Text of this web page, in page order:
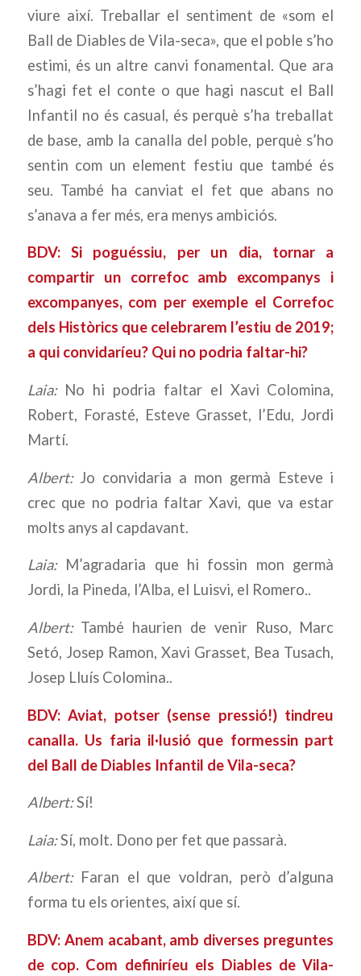
viure així. Treballar el sentiment de «som el
Ball de Diables de Vila-seca», que el poble s’ho
estimi, és un altre canvi fonamental. Que ara
s’hagi fet el conte o que hagi nascut el Ball
Infantil no és casual, és perquè s’ha treballat
de base, amb la canalla del poble, perquè s’ho
sentin com un element festiu que també és
seu. També ha canviat el fet que abans no
s’anava a fer més, era menys ambiciós.
BDV: Si poguéssiu, per un dia, tornar a
compartir un correfoc amb excompanys i
excompanyes, com per exemple el Correfoc
dels Històrics que celebrarem l’estiu de 2019;
a qui convidaríeu? Qui no podria faltar-hi?
Laia:No hi podria faltar el Xavi Colomina,
Robert, Forasté, Esteve Grasset, l’Edu, Jordi
Martí.
Albert:Jo convidaria a mon germà Esteve i
crec que no podria faltar Xavi, que va estar
molts anys al capdavant.
Laia:M’agradaria que hi fossin mon germà
Jordi, la Pineda, l’Alba, el Luisvi, el Romero..
Albert:També haurien de venir Ruso, Marc
Setó, Josep Ramon, Xavi Grasset, Bea Tusach,
Josep Lluís Colomina..
BDV: Aviat, potser (sense pressió!) tindreu
canalla. Us faria il·lusió que formessin part
del Ball de Diables Infantil de Vila-seca?
Albert:Sí!
Laia:Sí, molt. Dono per fet que passarà.
Albert:Faran el que voldran, però d’alguna
forma tu els orientes, així que sí.
BDV: Anem acabant, amb diverses preguntes
de cop. Com definiríeu els Diables de Vila-